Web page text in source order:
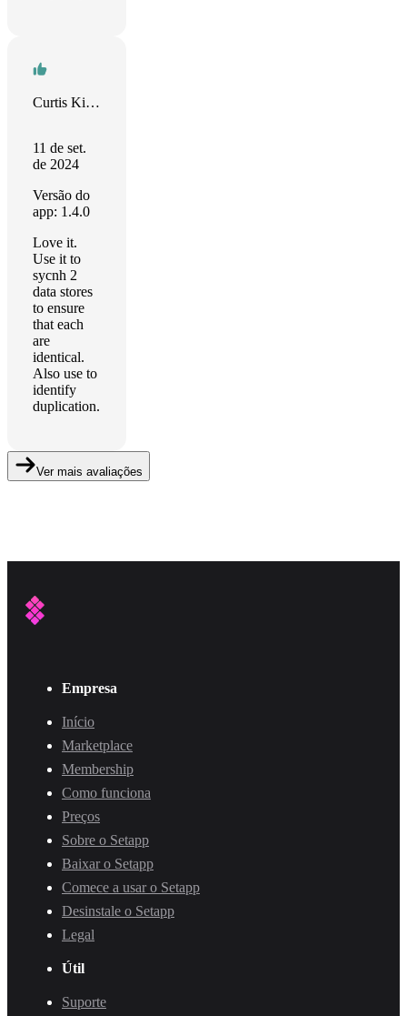
Curtis Kirkeby
11 de set.
de 2024
Versão do
app: 1.4.0
Love it.
Use it to
sycnh 2
data stores
to ensure
that each
are
identical.
Also use to
identify
duplication.
Ver mais avaliações
Empresa
Início
Marketplace
Membership
Como funciona
Preços
Sobre o Setapp
Baixar o Setapp
Comece a usar o Setapp
Desinstale o Setapp
Legal
Útil
Suporte